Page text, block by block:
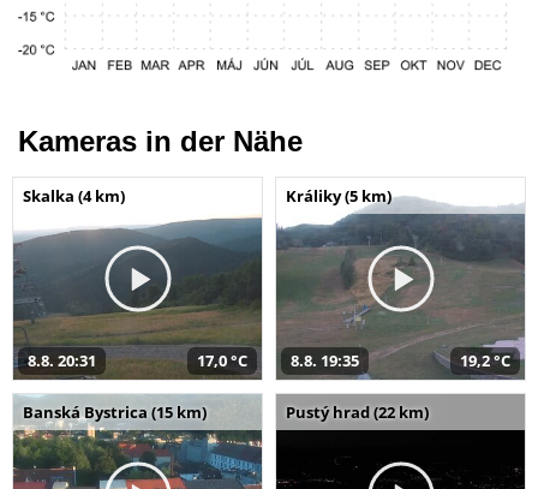
Kameras in der Nähe
Skalka (4 km)
8.8. 20:31 17,0 °C
Králiky (5 km)
8.8. 19:35 19,2 °C
Banská Bystrica (15 km) Pustý hrad (22 km)